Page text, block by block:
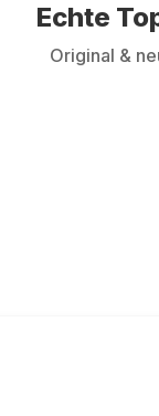
Echte
Original &